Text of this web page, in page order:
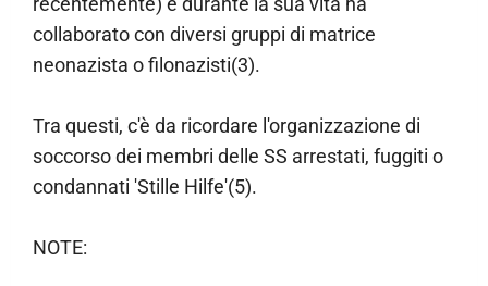
collaborato con diversi gruppi di matrice
neonazista o filonazisti(3).
Tra questi, c'è da ricordare l'organizzazione di
soccorso dei membri delle SS arrestati, fuggiti o
condannati 'Stille Hilfe'(5).
NOTE: